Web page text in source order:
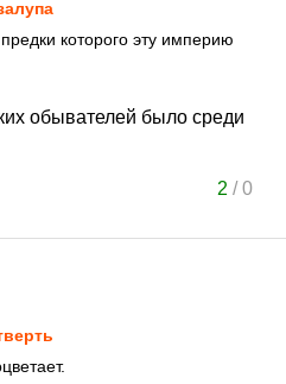
которого эту империю
обывателей было среди
2 /0